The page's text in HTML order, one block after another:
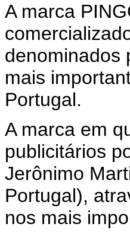
A marca
denominados
mais
Portugal.
A marca em
publicitários
Jerônimo
Portugal),
nos mais